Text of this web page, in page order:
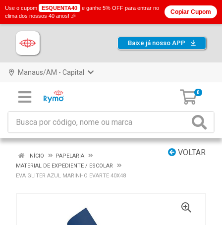
Baixe já nosso APP
Manaus/AM - Capital
0
VOLTAR
INÍCIO
PAPELARIA
MATERIAL DE EXPEDIENTE / ESCOLAR
EVA GLITER AZUL MARINHO EVARTE 40X48
Use o cupom ESQUENTA40
e ganhe 5% OFF para entrar no
clima dos nossos 40 anos! 🎉
Copiar Cupom